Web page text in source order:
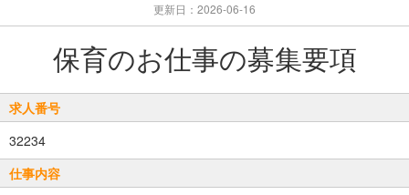
更新日：2026-06-16
保育のお仕事の募集要項
求人番号
32234
仕事内容